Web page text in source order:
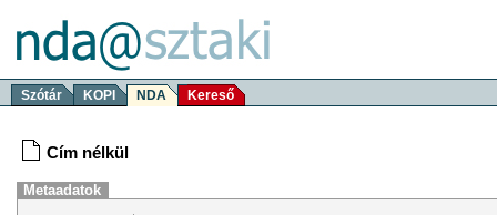
Szótár KOPI NDA Kereső
Cím nélkül
Metaadatok